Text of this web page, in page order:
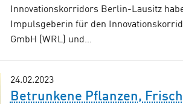
Innovationskorridors Berlin-Lausitz
Impulsgeberin für den
GmbH (WRL) und…
24.02.2023
Betrunkene Pflanzen,